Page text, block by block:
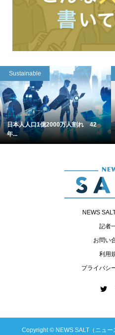
Sustainable
日本人人口1億2000万人割れ 42
年...
NEWS
記者
お問い
利用
プライバシ
Copyright © NEWS SALT（ニュ